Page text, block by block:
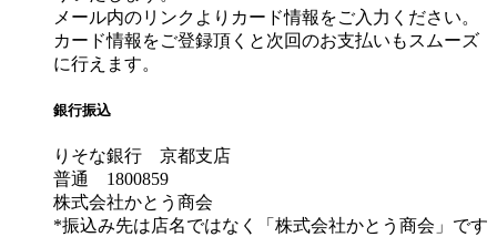
メール内のリンクよりカード情報をご入力ください。
カード情報をご登録頂くと次回のお支払いもスムーズ
に行えます。
銀行振込
りそな銀行 京都支店
普通 1800859
株式会社かとう商会
*振込み先は店名ではなく「株式会社かとう商会」です